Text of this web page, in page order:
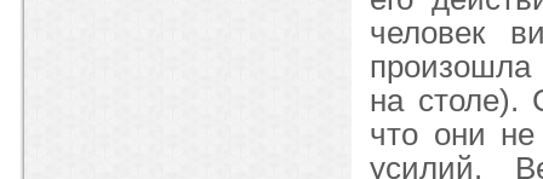
человек
на столе).
что они не
усилий.